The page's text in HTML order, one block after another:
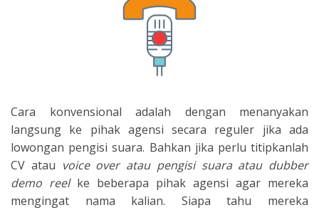
Cara konvensional adalah dengan menanyakan
langsung ke pihak agensi secara reguler jika ada
lowongan pengisi suara. Bahkan jika perlu titipkanlah
CV atau voice over atau pengisi suara atau dubber
demo reel ke beberapa pihak agensi agar mereka
mengingat nama kalian. Siapa tahu mereka